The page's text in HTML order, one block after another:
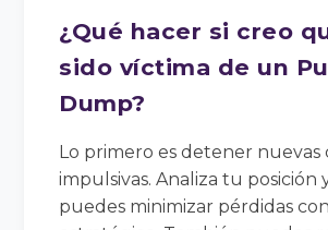
¿Qué hacer si creo
sido víctima de un
Dump?
Lo primero es detener nuevas
impulsivas. Analiza tu posición
puedes minimizar pérdidas